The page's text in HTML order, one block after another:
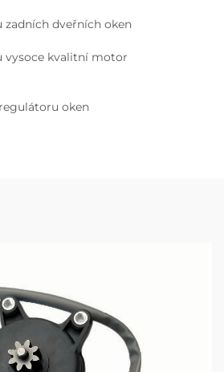
dveřních oken
vysoce kvalitní motor
oken